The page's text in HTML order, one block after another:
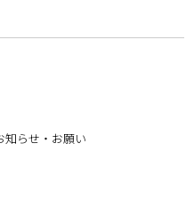
知らせ・お願い